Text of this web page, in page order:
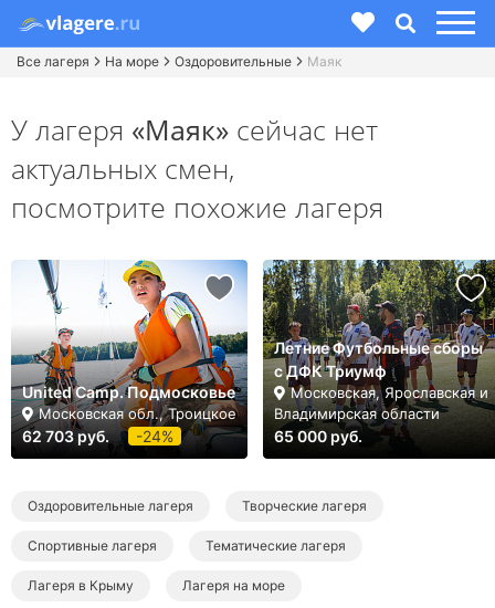
Все лагеря На море Оздоровительные Маяк
У лагеря «Маяк» сейчас нет
актуальных смен,
посмотрите похожие лагеря
United Camp. Подмосковье
Московская обл., Троицкое
62 703 руб. -24%
Летние Футбольные сборы
с ДФК Триумф
Московская, Ярославская и
Владимирская области
65 000 руб.
Оздоровительные лагеря Творческие лагеря
Спортивные лагеря Тематические лагеря
Лагеря в Крыму Лагеря на море